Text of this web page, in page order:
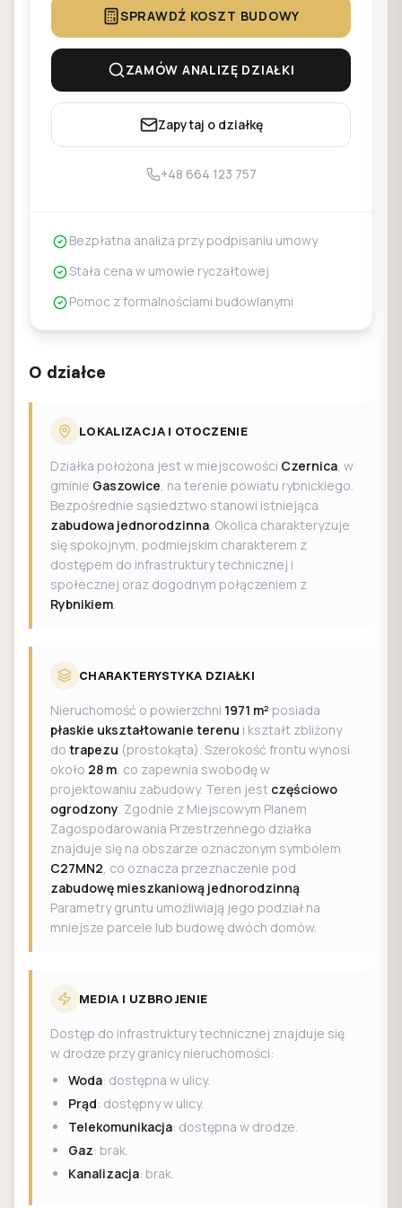
SPRAWDŹ KOSZT BUDOWY
ZAMÓW ANALIZĘ DZIAŁKI
Zapytaj o działkę
+48 664 123 757
Bezpłatna analiza przy podpisaniu umowy
Stała cena w umowie ryczałtowej
Pomoc z formalnościami budowlanymi
O działce
LOKALIZACJA I OTOCZENIE
Działka położona jest w miejscowości Czernica, w
gminie Gaszowice, na terenie powiatu rybnickiego.
Bezpośrednie sąsiedztwo stanowi istniejąca
zabudowa jednorodzinna. Okolica charakteryzuje
się spokojnym, podmiejskim charakterem z
dostępem do infrastruktury technicznej i
społecznej oraz dogodnym połączeniem z
Rybnikiem.
CHARAKTERYSTYKA DZIAŁKI
Nieruchomość o powierzchni 1971 m² posiada
płaskie ukształtowanie terenu i kształt zbliżony
do trapezu (prostokąta). Szerokość frontu wynosi
około 28 m, co zapewnia swobodę w
projektowaniu zabudowy. Teren jest częściowo
ogrodzony. Zgodnie z Miejscowym Planem
Zagospodarowania Przestrzennego działka
znajduje się na obszarze oznaczonym symbolem
C27MN2, co oznacza przeznaczenie pod
zabudowę mieszkaniową jednorodzinną.
Parametry gruntu umożliwiają jego podział na
mniejsze parcele lub budowę dwóch domów.
MEDIA I UZBROJENIE
Dostęp do infrastruktury technicznej znajduje się
w drodze przy granicy nieruchomości:
Woda: dostępna w ulicy.
Prąd: dostępny w ulicy.
Telekomunikacja: dostępna w drodze.
Gaz: brak.
Kanalizacja: brak.